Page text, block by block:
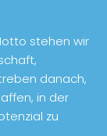
stehen wir
danach,
in der
zu